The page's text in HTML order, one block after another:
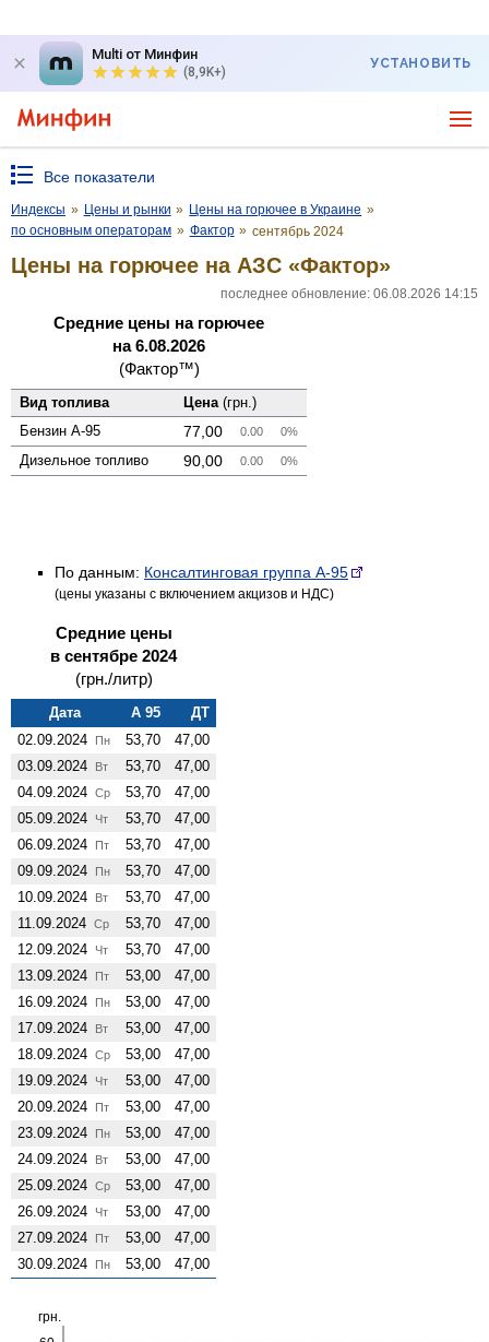
Multi от Минфин
(8,9K+)
УСТАНОВИТЬ
Все показатели
Индексы » Цены и рынки » Цены на горючее в Украине »
по основным операторам » Фактор » сентябрь 2024
Цены на горючее на АЗС «Фактор»
последнее обновление: 06.08.2026 14:15
Средние цены на горючее
на 6.08.2026
(Фактор™)
Вид топлива Цена (грн.)
Бензин А-95
77,00 0.00 0%
Дизельное топливо 90,00 0.00 0%
По данным: Консалтинговая группа А-95
(цены указаны с включением акцизов и НДС)
Средние цены
в сентябре 2024
(грн./литр)
Дата А 95
ДТ
02.09.2024
Пн 53,70
47,00
03.09.2024
Вт 53,70
47,00
04.09.2024 Ср 53,70
47,00
05.09.2024
Чт 53,70
47,00
06.09.2024
Пт 53,70
47,00
09.09.2024
Пн 53,70
47,00
10.09.2024
Вт 53,70
47,00
11.09.2024 Ср 53,70
47,00
12.09.2024
Чт 53,70
47,00
13.09.2024
Пт 53,00
47,00
16.09.2024
Пн 53,00
47,00
17.09.2024
Вт 53,00
47,00
18.09.2024 Ср 53,00
47,00
19.09.2024
Чт 53,00
47,00
20.09.2024
Пт 53,00
47,00
23.09.2024
Пн 53,00
47,00
24.09.2024
Вт 53,00
47,00
25.09.2024 Ср 53,00
47,00
26.09.2024
Чт 53,00
47,00
27.09.2024
Пт 53,00
47,00
30.09.2024
Пн 53,00 47,00